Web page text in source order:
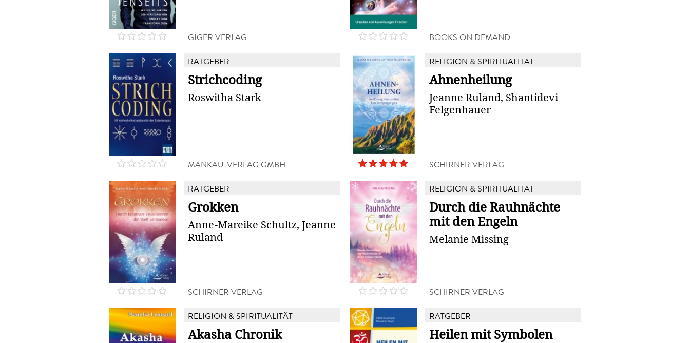
GIGER VERLAG BOOKS ON DEMAND
RATGEBER
Strichcoding
Roswitha Stark
MANKAU-VERLAG GMBH
RELIGION & SPIRITUALITÄT
Ahnenheilung
Jeanne Ruland, Shantidevi
Felgenhauer
SCHIRNER VERLAG
RATGEBER
Grokken
Anne-Mareike Schultz, Jeanne
Ruland
SCHIRNER VERLAG
RELIGION & SPIRITUALITÄT
Durch die Rauhnächte
mit den Engeln
Melanie Missing
SCHIRNER VERLAG
RELIGION & SPIRITUALITÄT
Akasha Chronik
RATGEBER
Heilen mit Symbolen